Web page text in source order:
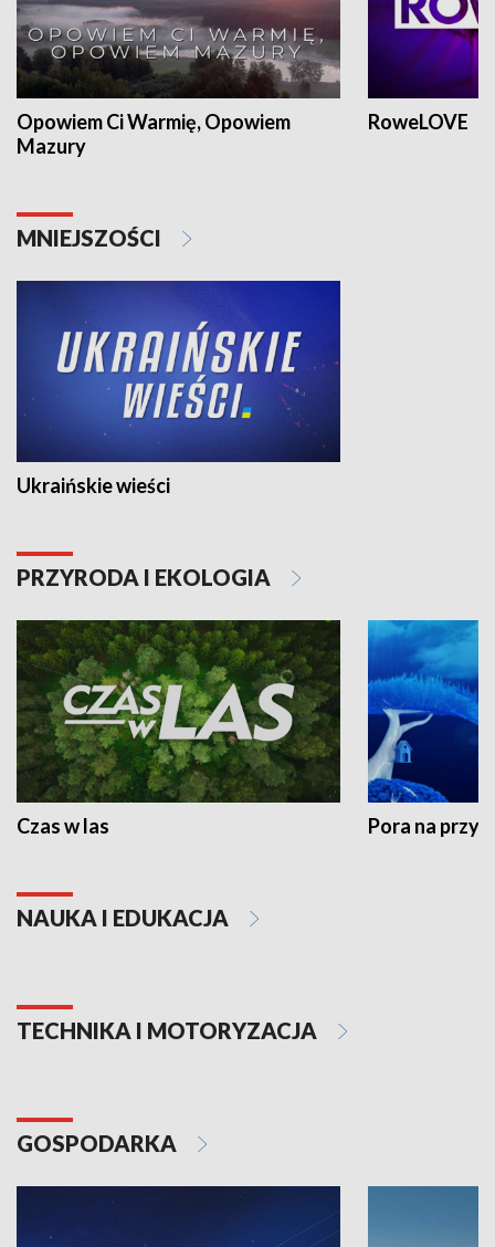
Opowiem Ci Warmię, Opowiem
Mazury
RoweLOVE
MNIEJSZOŚCI
Ukraińskie wieści
PRZYRODA I EKOLOGIA
Czas w las Pora na
NAUKA I EDUKACJA
TECHNIKA I MOTORYZACJA
GOSPODARKA